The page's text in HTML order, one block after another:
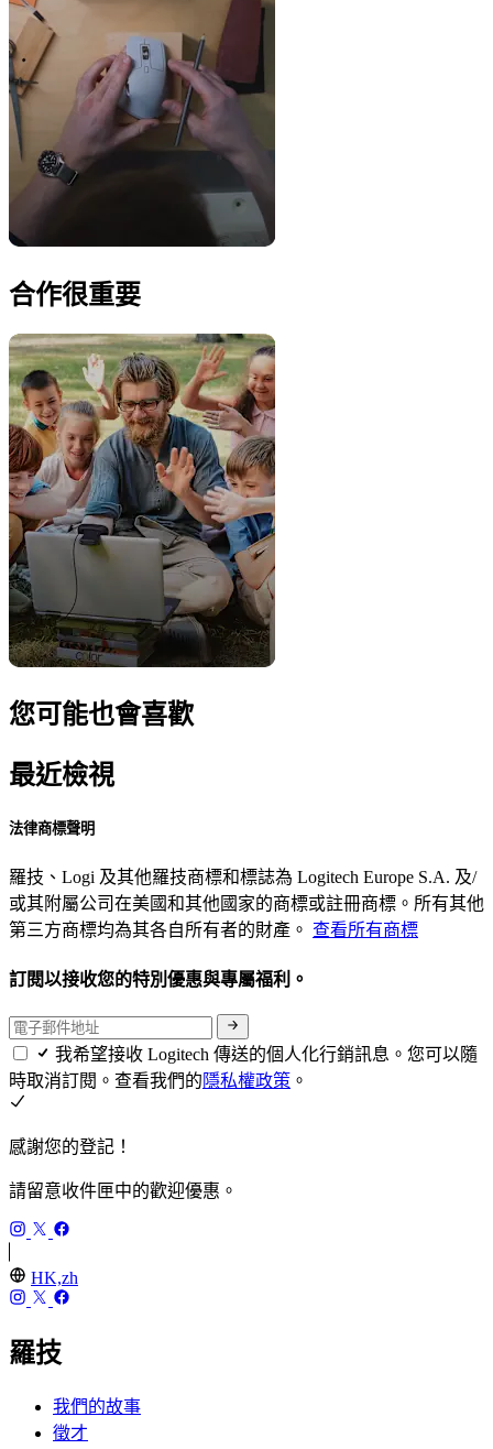
合作很重要
您可能也會喜歡
最近檢視
法律商標聲明
羅技、Logi 及其他羅技商標和標誌為 Logitech Europe S.A. 及/
或其附屬公司在美國和其他國家的商標或註冊商標。所有其他
第三方商標均為其各自所有者的財產。 查看所有商標
訂閱以接收您的特別優惠與專屬福利。
我希望接收 Logitech 傳送的個人化行銷訊息。您可以隨
時取消訂閱。查看我們的隱私權政策 。
感謝您的登記！
請留意收件匣中的歡迎優惠。
HK,zh
羅技
我們的故事
徵才